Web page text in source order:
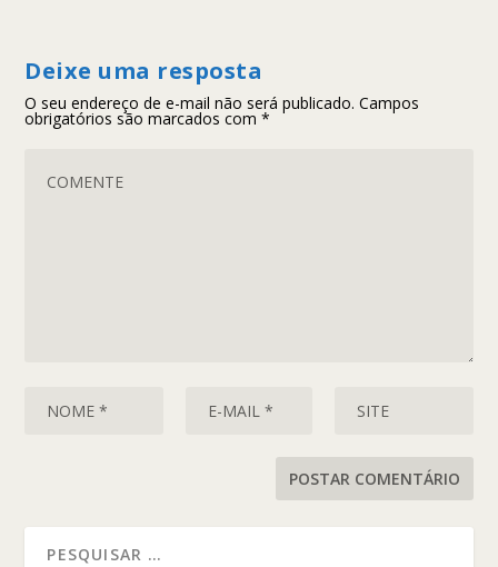
Deixe uma resposta
O seu endereço de e-mail não será publicado. Campos
obrigatórios são marcados com*